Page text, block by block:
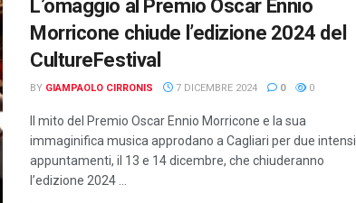
L’omaggio al Premio Oscar Ennio
Morricone chiude l’edizione 2024 del
CultureFestival
BY GIAMPAOLO CIRRONIS 7 DICEMBRE 2024 0 0
Il mito del Premio Oscar Ennio Morricone e la sua
immaginifica musica approdano a Cagliari per due intensi
appuntamenti, il 13 e 14 dicembre, che chiuderanno
l’edizione 2024 ...